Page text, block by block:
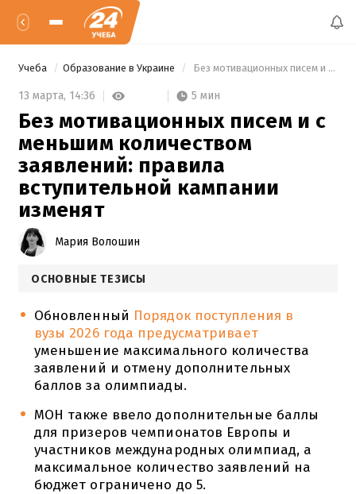
Учеба Образование в Украине Без мотивационных писем и с меньшим количеством заявлений: правила вступительной кампании изменят
13 марта, 14:36 5 мин
Без мотивационных писем и с
меньшим количеством
заявлений: правила
вступительной кампании
изменят
Мария Волошин
ОСНОВНЫЕ ТЕЗИСЫ
Обновленный Порядок поступления в
вузы 2026 года предусматривает
уменьшение максимального количества
заявлений и отмену дополнительных
баллов за олимпиады.
МОН также ввело дополнительные баллы
для призеров чемпионатов Европы и
участников международных олимпиад, а
максимальное количество заявлений на
бюджет ограничено до 5.